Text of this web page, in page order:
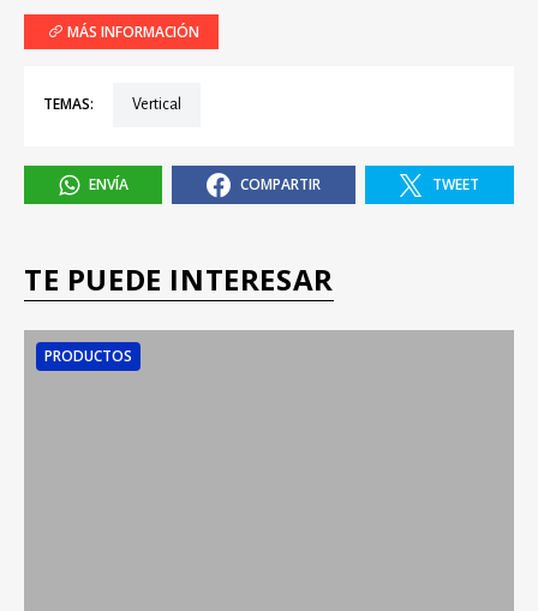
MÁS INFORMACIÓN
TEMAS: Vertical
ENVÍA COMPARTIR TWEET
TE PUEDE INTERESAR
PRODUCTOS